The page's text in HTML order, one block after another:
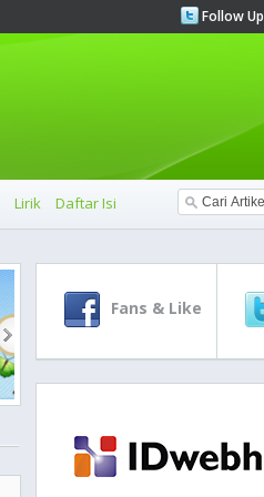
Follow Up
Lirik Daftar Isi
Fans & Like